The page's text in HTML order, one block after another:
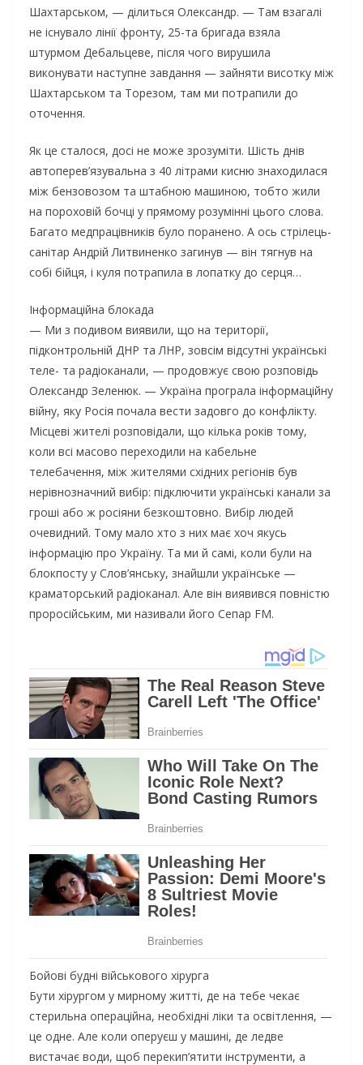
Шахтарськом, — ділиться Олександр. — Там взагалі
не існувало лінії фронту, 25-та бригада взяла
штурмом Дебальцеве, після чого вирушила
виконувати наступне завдання — зайняти висотку між
Шахтарськом та Торезом, там ми потрапили до
оточення.
Як це сталося, досі не може зрозуміти. Шість днів
автоперев’язувальна з 40 літрами кисню знаходилася
між бензовозом та штабною машиною, тобто жили
на пороховій бочці у прямому розумінні цього слова.
Багато медпрацівників було поранено. А ось стрілець-
санітар Андрій Литвиненко загинув — він тягнув на
собі бійця, і куля потрапила в лопатку до серця…
Інформаційна блокада
— Ми з подивом виявили, що на території,
підконтрольній ДНР та ЛНР, зовсім відсутні українські
теле- та радіоканали, — продовжує свою розповідь
Олександр Зеленюк. — Україна програла інформаційну
війну, яку Росія почала вести задовго до конфлікту.
Місцеві жителі розповідали, що кілька років тому,
коли всі масово переходили на кабельне
телебачення, між жителями східних регіонів був
нерівнозначний вибір: підключити українські канали за
гроші або ж росіяни безкоштовно. Вибір людей
очевидний. Тому мало хто з них має хоч якусь
інформацію про Україну. Та ми й самі, коли були на
блокпосту у Слов’янську, знайшли українське —
краматорський радіоканал. Але він виявився повністю
проросійським, ми називали його Сепар FM.
Бойові будні військового хірурга
Бути хірургом у мирному житті, де на тебе чекає
стерильна операційна, необхідні ліки та освітлення, —
це одне. Але коли оперуєш у машині, де ледве
вистачає води, щоб перекип’ятити інструменти, а